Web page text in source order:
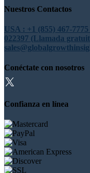
Nuestros Contactos
USA : +1 (855) 467-
022397 (Llamada
Conéctate con nosotros
Confianza en línea